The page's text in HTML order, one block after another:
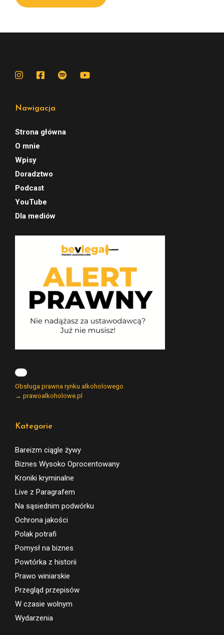
Nawigacja
Strona główna
O mnie
Wpisy
Doradztwo
Podcast
YouTube
Dla mediów
Obsługa prawna rynku alkoholowego
→ prawoalkoholowe.pl
Kategorie
Bareizm ciągle żywy
Biznes Wysoko Oprocentowany
Kroniki kryminalne
Live z Paragrafem
Na sąsiednim podwórku
Ochrona jakości
Polak potrafi
Pomysł na biznes
Powtórka z historii
Prawo winiarskie
Przegląd przepisów
W czasie wolnym
Wydarzenia